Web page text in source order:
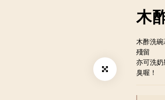
木
木酢洗
殘留
亦可洗
臭喔！